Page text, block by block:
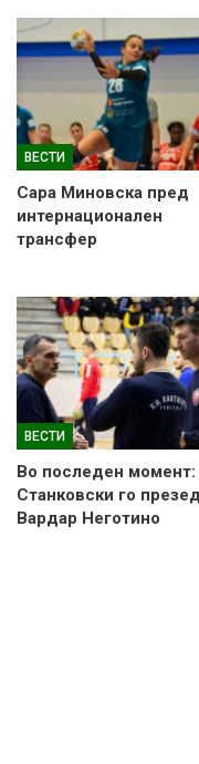
ВЕСТИ
Сара Миновска пред
интернационален
трансфер
ВЕСТИ
Во последен
Станковски го
Вардар Неготино